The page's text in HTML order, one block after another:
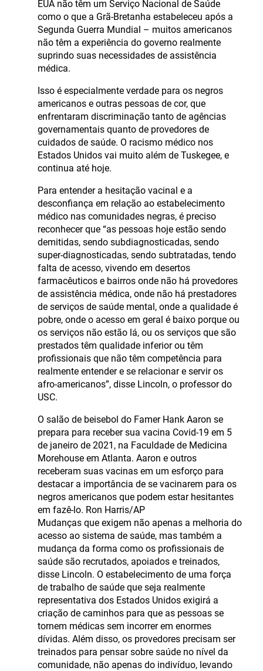
EUA não têm um Serviço Nacional de Saúde
como o que a Grã-Bretanha estabeleceu após a
Segunda Guerra Mundial – muitos americanos
não têm a experiência do governo realmente
suprindo suas necessidades de assistência
médica.
Isso é especialmente verdade para os negros
americanos e outras pessoas de cor, que
enfrentaram discriminação tanto de agências
governamentais quanto de provedores de
cuidados de saúde. O racismo médico nos
Estados Unidos vai muito além de Tuskegee, e
continua até hoje.
Para entender a hesitação vacinal e a
desconfiança em relação ao estabelecimento
médico nas comunidades negras, é preciso
reconhecer que “as pessoas hoje estão sendo
demitidas, sendo subdiagnosticadas, sendo
super-diagnosticadas, sendo subtratadas, tendo
falta de acesso, vivendo em desertos
farmacêuticos e bairros onde não há provedores
de assistência médica, onde não há prestadores
de serviços de saúde mental, onde a qualidade é
pobre, onde o acesso em geral é baixo porque ou
os serviços não estão lá, ou os serviços que são
prestados têm qualidade inferior ou têm
profissionais que não têm competência para
realmente entender e se relacionar e servir os
afro-americanos”, disse Lincoln, o professor do
USC.
O salão de beisebol do Famer Hank Aaron se
prepara para receber sua vacina Covid-19 em 5
de janeiro de 2021, na Faculdade de Medicina
Morehouse em Atlanta. Aaron e outros
receberam suas vacinas em um esforço para
destacar a importância de se vacinarem para os
negros americanos que podem estar hesitantes
em fazê-lo. Ron Harris/AP
Mudanças que exigem não apenas a melhoria do
acesso ao sistema de saúde, mas também a
mudança da forma como os profissionais de
saúde são recrutados, apoiados e treinados,
disse Lincoln. O estabelecimento de uma força
de trabalho de saúde que seja realmente
representativa dos Estados Unidos exigirá a
criação de caminhos para que as pessoas se
tornem médicas sem incorrer em enormes
dívidas. Além disso, os provedores precisam ser
treinados para pensar sobre saúde no nível da
comunidade, não apenas do indivíduo, levando